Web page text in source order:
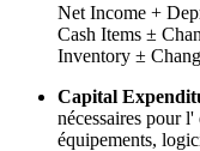
Net Income +
Cash Items ±
Inventory ±
Capital
nécessaires pour
équipements,